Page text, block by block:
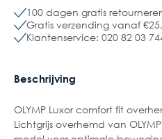
100 dagen gratis
Gratis verzending vanaf
Klantenservice: 020 82 03
Beschrijving
OLYMP Luxor comfort fit
Lichtgrijs overhemd van